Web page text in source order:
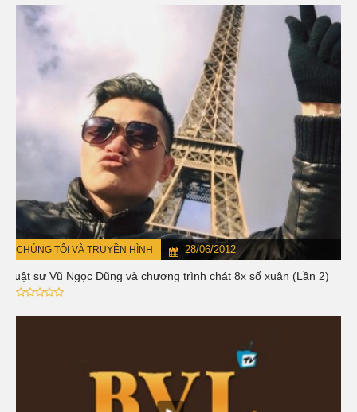
CHÚNG TÔI VÀ TRUYỀN HÌNH 28/06/2012
Luật sư Vũ Ngọc Dũng và chương trình chát 8x số xuân (Lần 2)